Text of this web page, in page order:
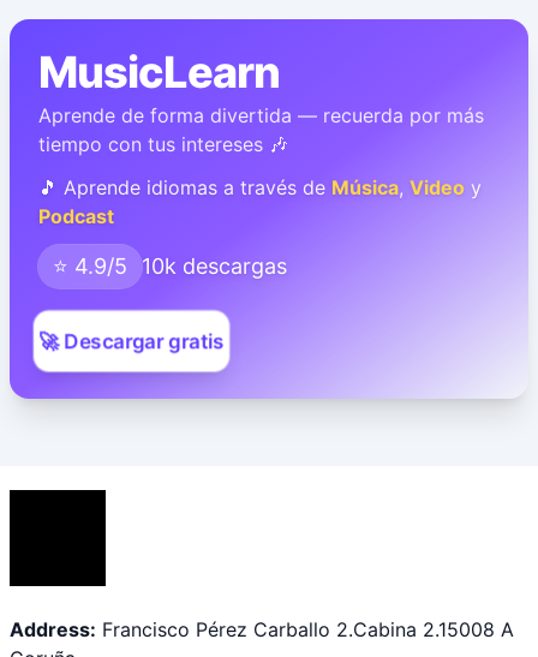
MusicLearn
Aprende de forma divertida — recuerda por más
tiempo con tus intereses 🎶
🎵 Aprende idiomas a través de Música, Video y
Podcast
⭐ 4.9/5 10k descargas
🚀 Descargar gratis
Address: Francisco Pérez Carballo 2.Cabina 2.15008 A